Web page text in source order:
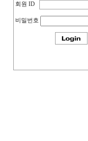
회원 ID
비밀번호